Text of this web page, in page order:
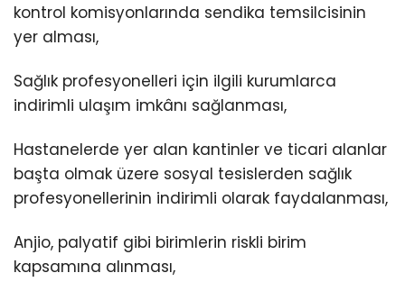
kontrol komisyonlarında sendika temsilcisinin
yer alması,
Sağlık profesyonelleri için ilgili kurumlarca
indirimli ulaşım imkânı sağlanması,
Hastanelerde yer alan kantinler ve ticari alanlar
başta olmak üzere sosyal tesislerden sağlık
profesyonellerinin indirimli olarak faydalanması,
Anjio, palyatif gibi birimlerin riskli birim
kapsamına alınması,